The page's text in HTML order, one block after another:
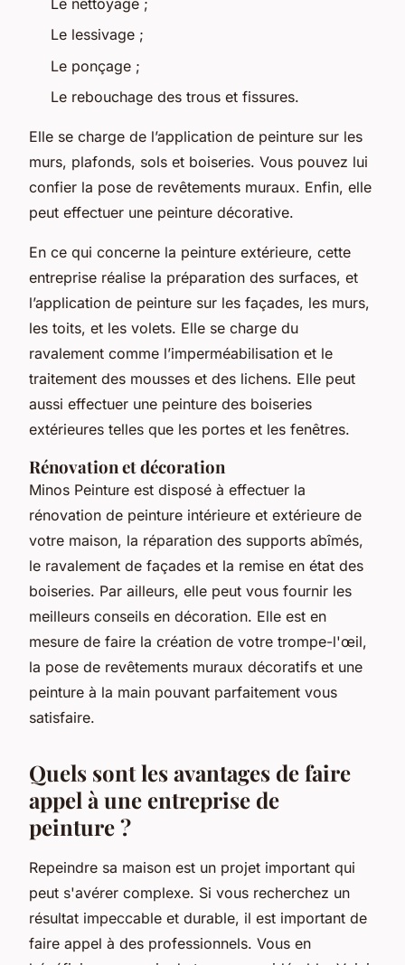
Le lessivage ;
Le ponçage ;
Le rebouchage des trous et fissures.
Elle se charge de l’application de peinture sur les
murs, plafonds, sols et boiseries. Vous pouvez lui
confier la pose de revêtements muraux. Enfin, elle
peut effectuer une peinture décorative.
En ce qui concerne la peinture extérieure, cette
entreprise réalise la préparation des surfaces, et
l’application de peinture sur les façades, les murs,
les toits, et les volets. Elle se charge du
ravalement comme l’imperméabilisation et le
traitement des mousses et des lichens. Elle peut
aussi effectuer une peinture des boiseries
extérieures telles que les portes et les fenêtres.
Rénovation et décoration
Minos Peinture est disposé à effectuer la
rénovation de peinture intérieure et extérieure de
votre maison, la réparation des supports abîmés,
le ravalement de façades et la remise en état des
boiseries. Par ailleurs, elle peut vous fournir les
meilleurs conseils en décoration. Elle est en
mesure de faire la création de votre trompe-l'œil,
la pose de revêtements muraux décoratifs et une
peinture à la main pouvant parfaitement vous
satisfaire.
Quels sont les avantages de faire
appel à une entreprise de
peinture ?
Repeindre sa maison est un projet important qui
peut s'avérer complexe. Si vous recherchez un
résultat impeccable et durable, il est important de
faire appel à des professionnels. Vous en